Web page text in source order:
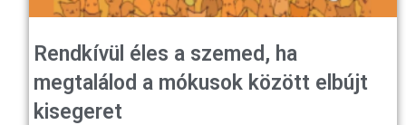
Rendkívül éles a szemed, ha
megtalálod a mókusok között elbújt
kisegeret